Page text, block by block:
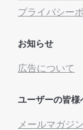
プライバシー
お知らせ
広告について
ユーザーの皆様
メールマガジ